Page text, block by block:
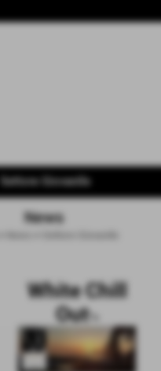
Settore Giovanile
News
White Chill
Out